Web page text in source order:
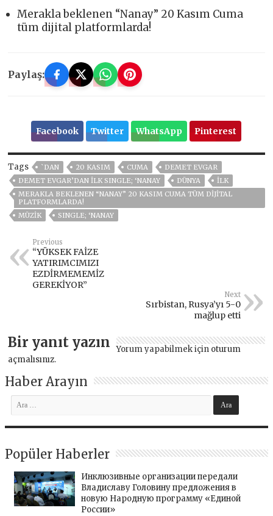
Merakla beklenen “Nanay” 20 Kasım Cuma
tüm dijital platformlarda!
Paylaş:
Facebook Twitter WhatsApp Pinterest
Tags `DAN 20 KASIM CUMA
DEMET EVGAR
DEMET EVGAR’DAN İLK SINGLE; ‘NANAY
DÜNYA
ILK
MERAKLA BEKLENEN “NANAY” 20 KASIM CUMA TÜM DIJITAL
PLATFORMLARDA!
MÜZIK
SINGLE; ‘NANAY
Previous
“YÜKSEK FAİZE
YATIRIMCIMIZI
EZDİRMEMEMİZ
GEREKİYOR”
Next
Sırbistan, Rusya’yı 5-0
mağlup etti
Bir yanıt yazın Yorum yapabilmek için oturum
açmalısınız.
Haber Arayın
Popüler Haberler
Инклюзивные организации передали
Владиславу Головину предложения в
новую Народную программу «Единой
России»